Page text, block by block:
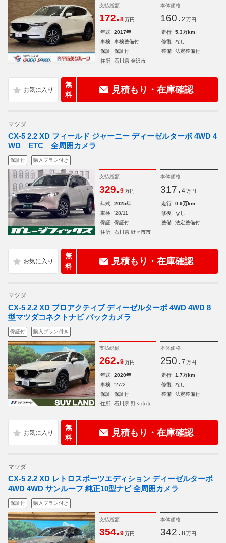
支払総額
172.8 万円
本体価格
160. 2 万円
年式 2017年 走行
5.3万km
車検
車検整備付 修復
なし
保証
保証付 整備
法定整備付
住所
石川県 金沢市
無
料
見積もり・在庫確認
マツダ
CX-5 2.2 XD フィールド ジャーニー ディーゼルターボ 4WD 4
WD ETC 全周囲カメラ
保証付 購入プラン付き
支払総額
329.9 万円
本体価格
317. 4 万円
年式 2025年 走行
0.9万km
車検
'28/11 修復
なし
保証
保証付 整備
法定整備付
住所
石川県 野々市市
無
料
見積もり・在庫確認
マツダ
CX-5 2.2 XD プロアクティブ ディーゼルターボ 4WD 4WD 8
型マツダコネクトナビ バックカメラ
保証付 購入プラン付き
支払総額
262.9 万円
本体価格
250. 7 万円
年式 2020年 走行
1.7万km
車検
'27/2 修復
なし
保証
保証付 整備
法定整備付
住所
石川県 野々市市
無
料
見積もり・在庫確認
マツダ
CX-5 2.2 XD レトロスポーツエディション ディーゼルターボ
4WD 4WD サンルーフ 純正10型ナビ 全周囲カメラ
保証付 購入プラン付き
支払総額
354.9 万円
本体価格
342. 8 万円